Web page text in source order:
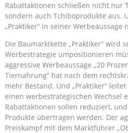
Rabattaktionen schließen nicht nur
sondern auch Tchiboprodukte aus.
„Praktiker“ in seiner Werbeaussage
Die Baumarktkette „Praktiker“ wird
Werbestrategie umpositionieren
aggressive Werbeaussage „20
Tiernahrung“ hat nach dem
mehr Bestand. Und „Praktiker“
einen werbestrategischen Wechsel
Rabattaktionen sollen reduziert,
Produkte übertragen werden. Der
Preiskampf mit dem Marktführer